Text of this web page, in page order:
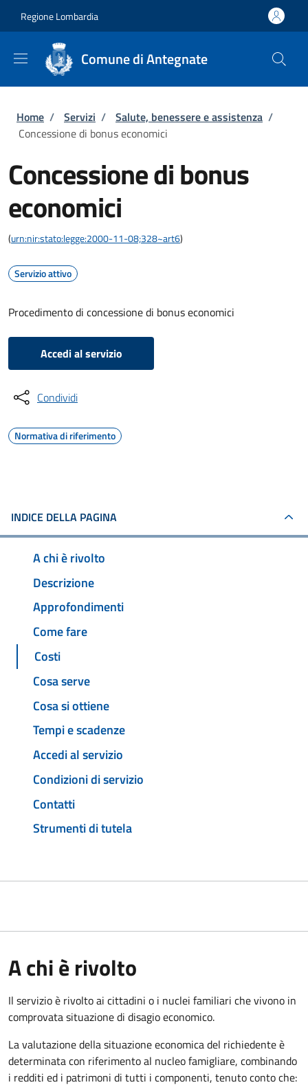
Regione Lombardia
Comune di Antegnate
Briciole di pane
Home / Servizi / Salute, benessere e assistenza /
Concessione di bonus economici
Concessione di bonus
economici
(urn:nir:stato:legge:2000-11-08;328~art6)
Servizio attivo
Procedimento di concessione di bonus economici
Accedi al servizio
Condividi
Normativa di riferimento
INDICE DELLA PAGINA
A chi è rivolto
Descrizione
Approfondimenti
Come fare
Costi
Cosa serve
Cosa si ottiene
Tempi e scadenze
Accedi al servizio
Condizioni di servizio
Contatti
Strumenti di tutela
A chi è rivolto
Il servizio è rivolto ai cittadini o i nuclei familiari che vivono in
comprovata situazione di disagio economico.
La valutazione della situazione economica del richiedente è
determinata con riferimento al nucleo famigliare, combinando
i redditi ed i patrimoni di tutti i componenti, tenuto conto che: